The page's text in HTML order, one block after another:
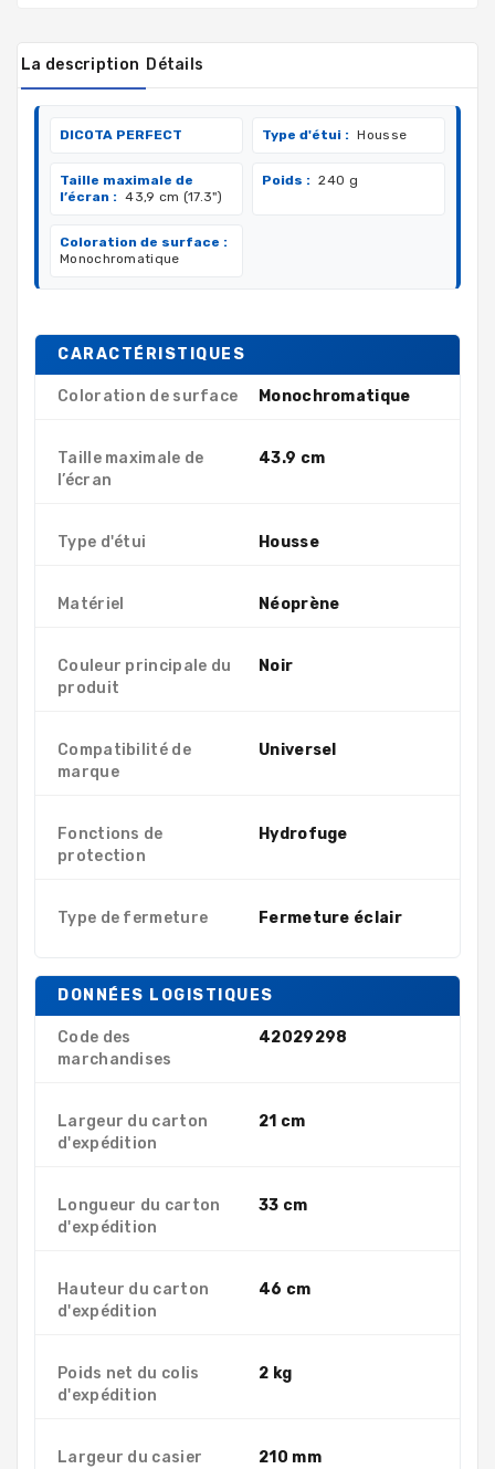
La description Détails
DICOTA PERFECT Type d'étui : Housse
Taille maximale de
l’écran : 43,9 cm (17.3")
Poids : 240 g
Coloration de surface :
Monochromatique
CARACTÉRISTIQUES
Coloration de surface Monochromatique
Taille maximale de
l’écran
43.9 cm
Type d'étui Housse
Matériel Néoprène
Couleur principale du
produit
Noir
Compatibilité de
marque
Universel
Fonctions de
protection
Hydrofuge
Type de fermeture Fermeture éclair
DONNÉES LOGISTIQUES
Code des
marchandises
42029298
Largeur du carton
d'expédition
21 cm
Longueur du carton
d'expédition
33 cm
Hauteur du carton
d'expédition
46 cm
Poids net du colis
d'expédition
2 kg
Largeur du casier
210 mm